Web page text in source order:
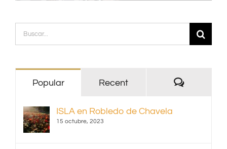
Buscar:
Popular Recent
ISLA en Robledo de Chavela
15 octubre, 2023